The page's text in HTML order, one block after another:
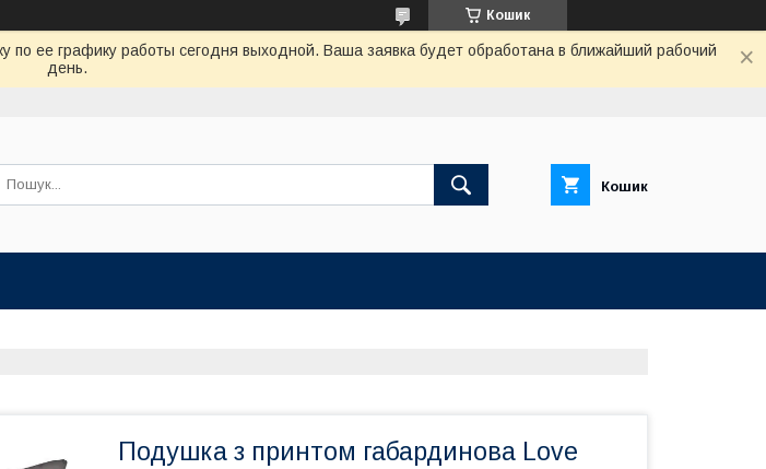
Кошик
по ее графику работы сегодня выходной. Ваша заявка будет обработана в ближайший рабочий
день.
Кошик
Подушка з принтом габардинова Love